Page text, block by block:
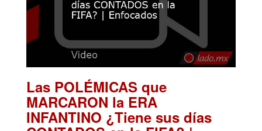
Las POLÉMICAS que
MARCARON la ERA
INFANTINO ¿Tiene sus días